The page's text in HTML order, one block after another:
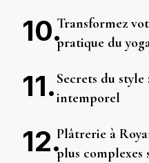
Transformez
pratique du
Secrets du
intemporel
Plâtrerie à
plus complexes